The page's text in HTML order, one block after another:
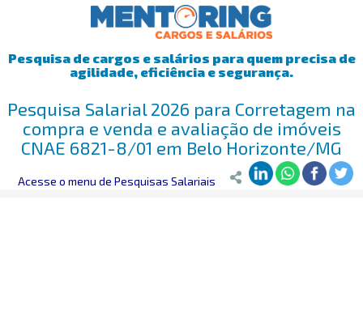
Pesquisa de cargos e salários para quem precisa de
agilidade, eficiência e segurança.
Pesquisa Salarial 2026 para Corretagem na
compra e venda e avaliação de imóveis
CNAE 6821-8/01 em Belo Horizonte/MG
Mentoring>Pesquisa Salarial>Belo Horizonte/MG>Corretagem
Acesse o menu de Pesquisas Salariais